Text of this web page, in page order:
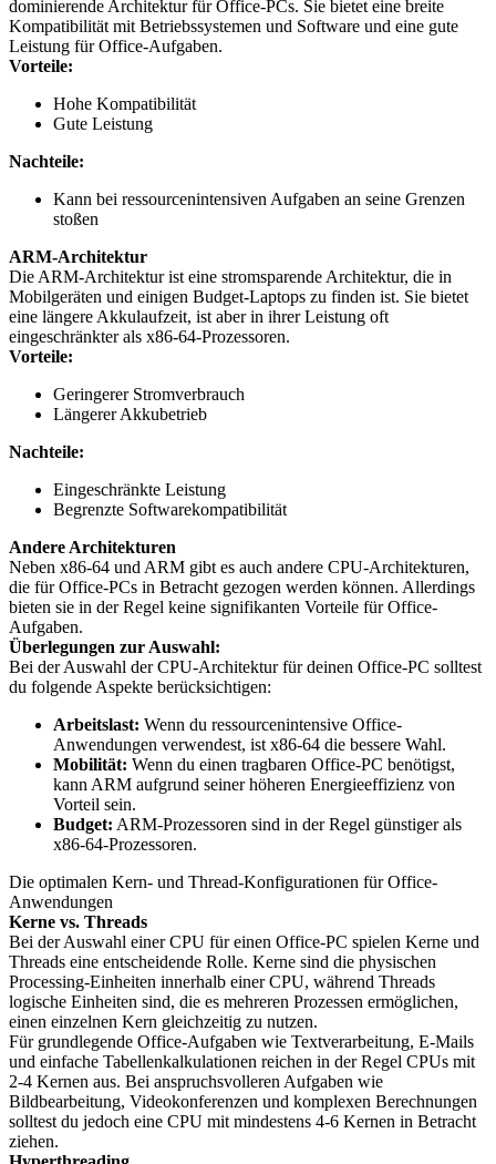
dominierende Architektur für Office-PCs. Sie bietet eine breite
Kompatibilität mit Betriebssystemen und Software und eine gute
Leistung für Office-Aufgaben.
Vorteile:
Hohe Kompatibilität
Gute Leistung
Nachteile:
Kann bei ressourcenintensiven Aufgaben an seine Grenzen
stoßen
ARM-Architektur
Die ARM-Architektur ist eine stromsparende Architektur, die in
Mobilgeräten und einigen Budget-Laptops zu finden ist. Sie bietet
eine längere Akkulaufzeit, ist aber in ihrer Leistung oft
eingeschränkter als x86-64-Prozessoren.
Vorteile:
Geringerer Stromverbrauch
Längerer Akkubetrieb
Nachteile:
Eingeschränkte Leistung
Begrenzte Softwarekompatibilität
Andere Architekturen
Neben x86-64 und ARM gibt es auch andere CPU-Architekturen,
die für Office-PCs in Betracht gezogen werden können. Allerdings
bieten sie in der Regel keine signifikanten Vorteile für Office-
Aufgaben.
Überlegungen zur Auswahl:
Bei der Auswahl der CPU-Architektur für deinen Office-PC solltest
du folgende Aspekte berücksichtigen:
Arbeitslast: Wenn du ressourcenintensive Office-
Anwendungen verwendest, ist x86-64 die bessere Wahl.
Mobilität: Wenn du einen tragbaren Office-PC benötigst,
kann ARM aufgrund seiner höheren Energieeffizienz von
Vorteil sein.
Budget: ARM-Prozessoren sind in der Regel günstiger als
x86-64-Prozessoren.
Die optimalen Kern- und Thread-Konfigurationen für Office-
Anwendungen
Kerne vs. Threads
Bei der Auswahl einer CPU für einen Office-PC spielen Kerne und
Threads eine entscheidende Rolle. Kerne sind die physischen
Processing-Einheiten innerhalb einer CPU, während Threads
logische Einheiten sind, die es mehreren Prozessen ermöglichen,
einen einzelnen Kern gleichzeitig zu nutzen.
Für grundlegende Office-Aufgaben wie Textverarbeitung, E-Mails
und einfache Tabellenkalkulationen reichen in der Regel CPUs mit
2-4 Kernen aus. Bei anspruchsvolleren Aufgaben wie
Bildbearbeitung, Videokonferenzen und komplexen Berechnungen
solltest du jedoch eine CPU mit mindestens 4-6 Kernen in Betracht
ziehen.